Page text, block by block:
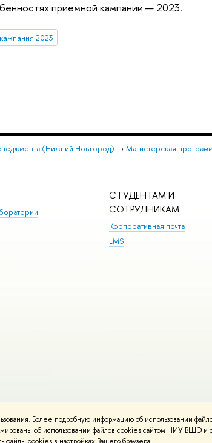
Более подробную информацию об использовании
об использовании файлов cookies сайтом НИУ ВШЭ и
приемной кампании — 2023.
2023
(Нижний Новгород) → Магистерская
СТУДЕНТАМ И
СОТРУДНИКАМ
Корпоративная почта
LMS
Карта сайта